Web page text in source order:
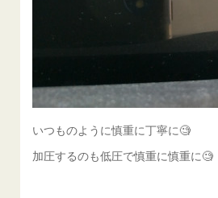
いつものように慎重に丁寧に🧐
加圧するのも低圧で慎重に慎重に🧐